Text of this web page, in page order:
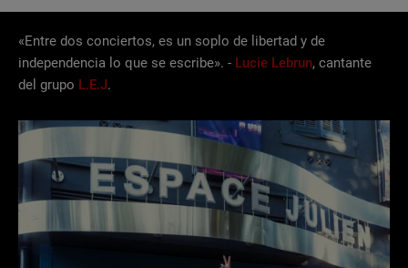
«Entre dos conciertos, es un soplo de libertad y de
independencia lo que se escribe». - Lucie Lebrun, cantante
del grupo L.E.J.